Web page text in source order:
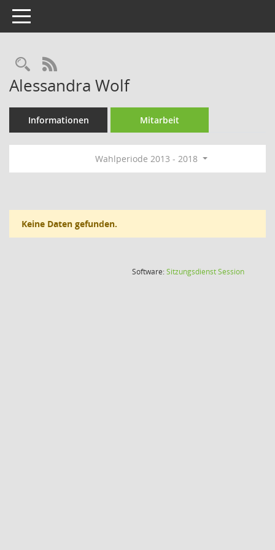
Toggle navigation
Rechercheauswahl
RSS-Feed
Alessandra Wolf
Informationen Mitarbeit
Wahlperiode 2013 - 2018
Keine Daten gefunden.
Software:SitzungsdienstSession(Wird in